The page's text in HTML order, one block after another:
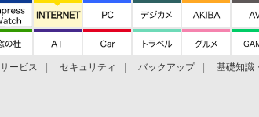
ービス セキュリティ バックアップ 基礎知識